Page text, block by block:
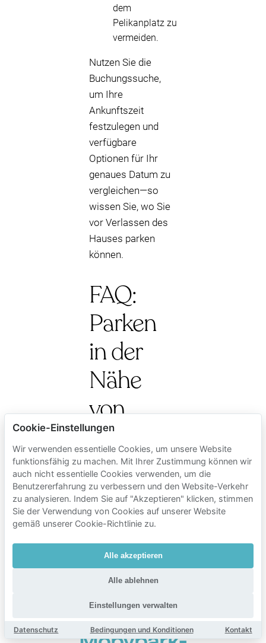
dem
Pelikanplatz zu
vermeiden.
Nutzen Sie die
Buchungssuche,
um Ihre
Ankunftszeit
festzulegen und
verfügbare
Optionen für Ihr
genaues Datum zu
vergleichen—so
wissen Sie, wo Sie
vor Verlassen des
Hauses parken
können.
FAQ:
Parken
in der
Nähe
von
Kaufleuten
(Pelikanplatz)
Für die häufigsten
Fragen von Fahrern
(Straßenzonen,
Garagenpreise und
ob eine Buchung
sinnvoll ist), siehe
Cookie-Einstellungen
Wir verwenden essentielle Cookies, um unsere Website
funktionsfähig zu machen. Mit Ihrer Zustimmung können wir
auch nicht essentielle Cookies verwenden, um die
Benutzererfahrung zu verbessern und den Website-Verkehr
zu analysieren. Indem Sie auf "Akzeptieren" klicken, stimmen
Sie der Verwendung von Cookies auf unserer Website
gemäß unserer Cookie-Richtlinie zu.
Alle akzeptieren
Alle ablehnen
Einstellungen verwalten
Datenschutz Bedingungen und Konditionen Kontakt